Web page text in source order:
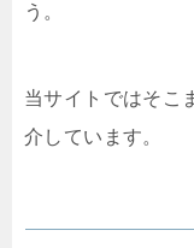
う。
当サイトではそこ
介しています。